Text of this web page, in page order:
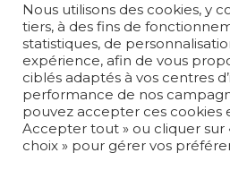
MOBILIER
PROJETS
SUR-MESURE
MAGAZINE
LA MAISON
Nous utilisons des cookies, y
tiers, à des fins de
statistiques, de
expérience, afin de vous
ciblés adaptés à vos centres
performance de nos
pouvez accepter ces cookies
Accepter tout » ou cliquer sur
choix » pour gérer vos